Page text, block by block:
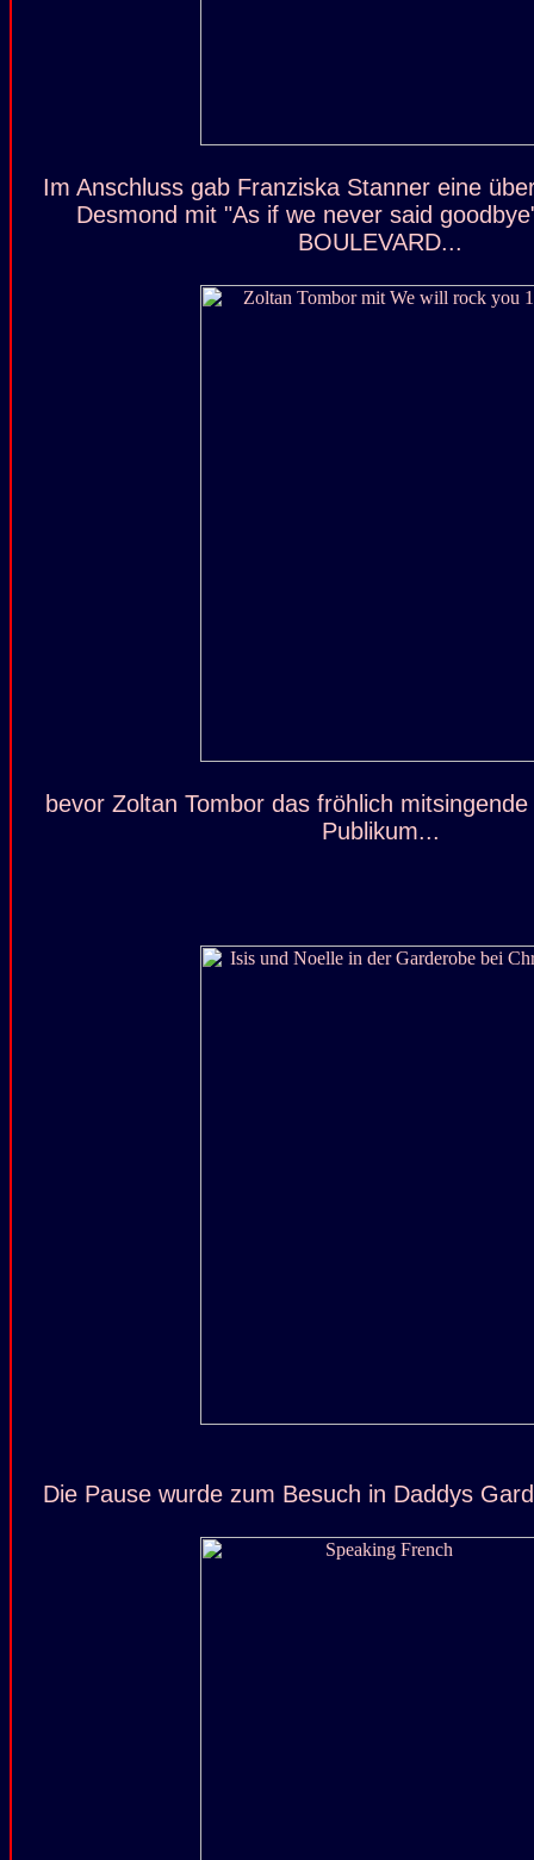
Im Anschluss gab Franziska Stanner eine
Desmond mit "As if we never said
BOULEVARD...
bevor Zoltan Tombor das fröhlich
Publikum...
Die Pause wurde zum Besuch in Daddys